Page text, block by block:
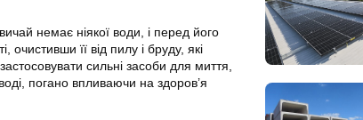
немає ніякої води, і перед його
її від пилу і бруду, які
сильні засоби для миття,
погано впливаючи на здоров’я